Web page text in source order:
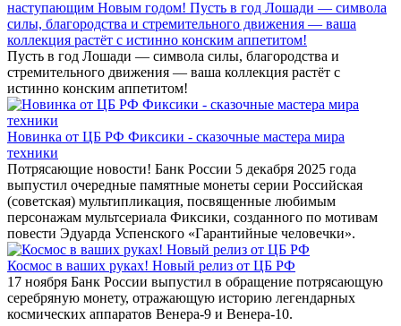
наступающим Новым годом! Пусть в год Лошади — символа
силы, благородства и стремительного движения — ваша
коллекция растёт с истинно конским аппетитом!
Пусть в год Лошади — символа силы, благородства и
стремительного движения — ваша коллекция растёт с
истинно конским аппетитом!
Новинка от ЦБ РФ Фиксики - сказочные мастера мира
техники
Потрясающие новости! Банк России 5 декабря 2025 года
выпустил очередные памятные монеты серии Российская
(советская) мультипликация, посвященные любимым
персонажам мультсериала Фиксики, созданного по мотивам
повести Эдуарда Успенского «Гарантийные человечки».
Космос в ваших руках! Новый релиз от ЦБ РФ
17 ноября Банк России выпустил в обращение потрясающую
серебряную монету, отражающую историю легендарных
космических аппаратов Венера-9 и Венера-10.